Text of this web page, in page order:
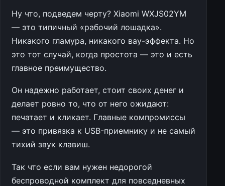
Ну что, подведем черту? Xiaomi WXJS02YM
— это типичный «рабочий лошадка».
Никакого гламура, никакого вау-эффекта. Но
это тот случай, когда простота — это и есть
главное преимущество.
Он надежно работает, стоит своих денег и
делает ровно то, что от него ожидают:
печатает и кликает. Главные компромиссы
— это привязка к USB-приемнику и не самый
тихий звук клавиш.
Так что если вам нужен недорогой
беспроводной комплект для повседневных